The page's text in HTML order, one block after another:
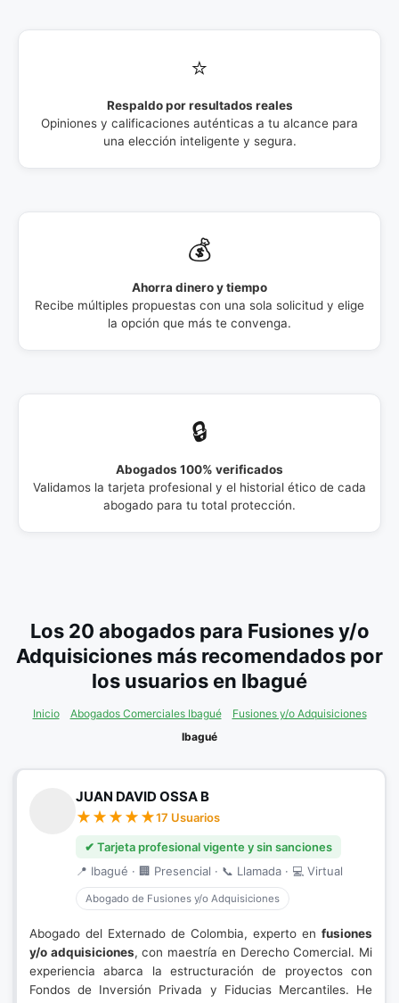
⭐
Respaldo por resultados reales
Opiniones y calificaciones auténticas a tu alcance para
una elección inteligente y segura.
💰
Ahorra dinero y tiempo
Recibe múltiples propuestas con una sola solicitud y elige
la opción que más te convenga.
🔒
Abogados 100% verificados
Validamos la tarjeta profesional y el historial ético de cada
abogado para tu total protección.
Los 20 abogados para Fusiones y/o
Adquisiciones más recomendados por
los usuarios en Ibagué
Inicio Abogados Comerciales Ibagué
Fusiones y/o Adquisiciones
Ibagué
JUAN DAVID OSSA B
17 Usuarios
✔ Tarjeta profesional vigente y sin sanciones
📍 Ibagué · 🏢 Presencial · 📞 Llamada · 💻 Virtual
Abogado de Fusiones y/o Adquisiciones
Abogado del Externado de Colombia, experto en fusiones
y/o adquisiciones, con maestría en Derecho Comercial. Mi
experiencia abarca la estructuración de proyectos con
Fondos de Inversión Privada y Fiducias Mercantiles. He